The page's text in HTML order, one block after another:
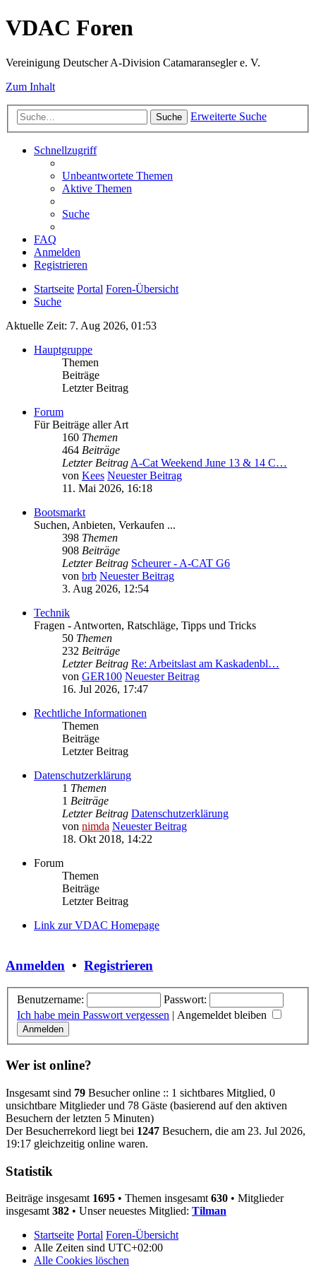
VDAC Foren
Vereinigung Deutscher A-Division Catamaransegler e. V.
Zum Inhalt
Suche Erweiterte Suche
Schnellzugriff
Unbeantwortete Themen
Aktive Themen
Suche
FAQ
Anmelden
Registrieren
Startseite Portal Foren-Übersicht
Suche
Aktuelle Zeit: 7. Aug 2026, 01:53
Hauptgruppe
Themen
Beiträge
Letzter Beitrag
Forum
Für Beiträge aller Art
160 Themen
464 Beiträge
Letzter BeitragA-Cat Weekend June 13 & 14 C…
von Kees Neuester Beitrag
11. Mai 2026, 16:18
Bootsmarkt
Suchen, Anbieten, Verkaufen ...
398 Themen
908 Beiträge
Letzter Beitrag Scheurer - A-CAT G6
von brb Neuester Beitrag
3. Aug 2026, 12:54
Technik
Fragen - Antworten, Ratschläge, Tipps und Tricks
50 Themen
232 Beiträge
Letzter Beitrag Re: Arbeitslast am Kaskadenbl…
von GER100 Neuester Beitrag
16. Jul 2026, 17:47
Rechtliche Informationen
Themen
Beiträge
Letzter Beitrag
Datenschutzerklärung
1 Themen
1 Beiträge
Letzter Beitrag Datenschutzerklärung
von nimda Neuester Beitrag
18. Okt 2018, 14:22
Forum
Themen
Beiträge
Letzter Beitrag
Link zur VDAC Homepage
Anmelden • Registrieren
Benutzername:
Passwort:
Ich habe mein Passwort vergessen | Angemeldet bleiben
Wer ist online?
Insgesamt sind 79 Besucher online :: 1 sichtbares Mitglied, 0
unsichtbare Mitglieder und 78 Gäste (basierend auf den aktiven
Besuchern der letzten 5 Minuten)
Der Besucherrekord liegt bei 1247 Besuchern, die am 23. Jul 2026,
19:17 gleichzeitig online waren.
Statistik
Beiträge insgesamt 1695 • Themen insgesamt 630 • Mitglieder
insgesamt 382 • Unser neuestes Mitglied: Tilman
Startseite Portal Foren-Übersicht
Alle Zeiten sind UTC+02:00
Alle Cookies löschen